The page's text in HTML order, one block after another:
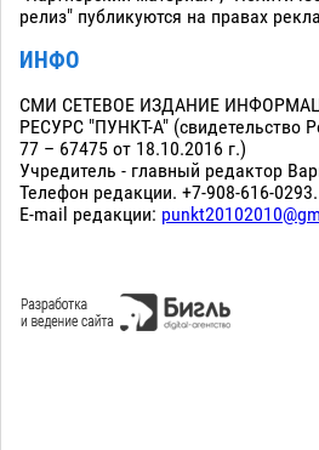
релиз" публикуются на правах
ИНФО
СМИ СЕТЕВОЕ ИЗДАНИЕ
РЕСУРС "ПУНКТ-А" (свидетельство
77 – 67475 от 18.10.2016 г.)
Учредитель - главный редактор
Телефон редакции. +7-908-616-0293.
E-mail редакции: